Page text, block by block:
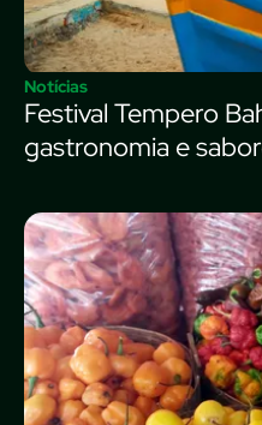
Notícias
Festival Tempero
gastronomia e